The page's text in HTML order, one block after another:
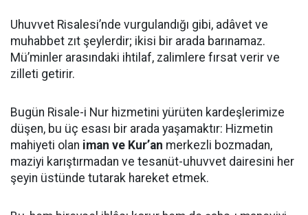
Uhuvvet Risalesi’nde vurgulandığı gibi, adâvet ve
muhabbet zıt şeylerdir; ikisi bir arada barınamaz.
Mü’minler arasındaki ihtilaf, zalimlere fırsat verir ve
zilleti getirir.
Bugün Risale-i Nur hizmetini yürüten kardeşlerimize
düşen, bu üç esası bir arada yaşamaktır: Hizmetin
mahiyeti olan iman ve Kur’an merkezli bozmadan,
maziyi karıştırmadan ve tesanüt-uhuvvet dairesini her
şeyin üstünde tutarak hareket etmek.